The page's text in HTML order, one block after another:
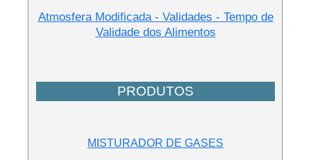
Atmosfera Modificada - Validades - Tempo de
Validade dos Alimentos
PRODUTOS
MISTURADOR DE GASES